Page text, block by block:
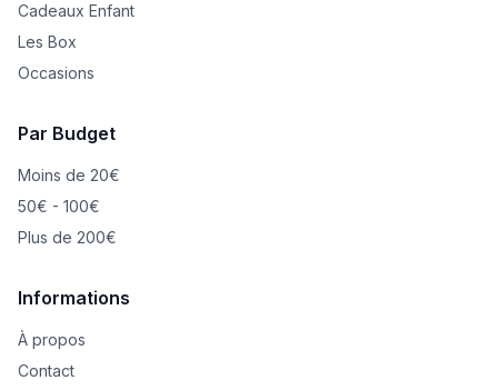
Cadeaux Enfant
Les Box
Occasions
Par Budget
Moins de 20€
50€ - 100€
Plus de 200€
Informations
À propos
Contact